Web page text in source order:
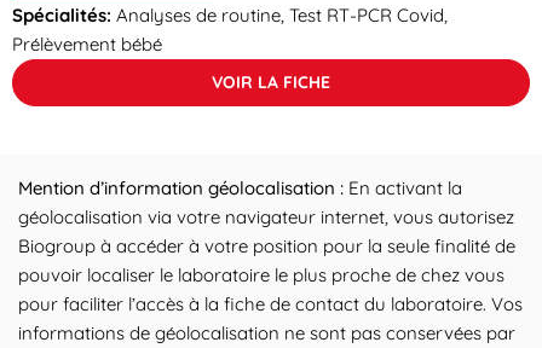
Spécialités: Analyses de routine, Test RT-PCR Covid,
Prélèvement bébé
VOIR LA FICHE
Mention d’information géolocalisation : En activant la
géolocalisation via votre navigateur internet, vous autorisez
Biogroup à accéder à votre position pour la seule finalité de
pouvoir localiser le laboratoire le plus proche de chez vous
pour faciliter l’accès à la fiche de contact du laboratoire. Vos
informations de géolocalisation ne sont pas conservées par